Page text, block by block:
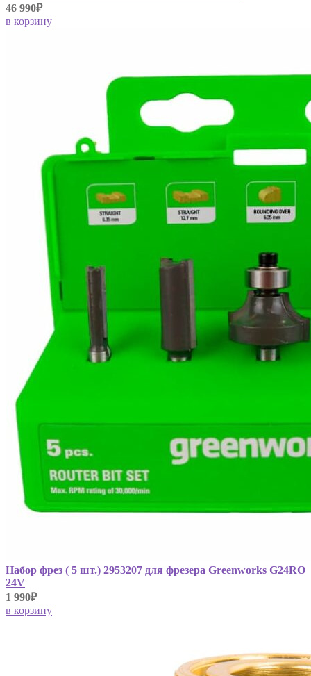
46 990₽
в корзину
Набор фрез ( 5 шт.) 2953207 для фрезера Greenworks G24RO
24V
1 990₽
в корзину